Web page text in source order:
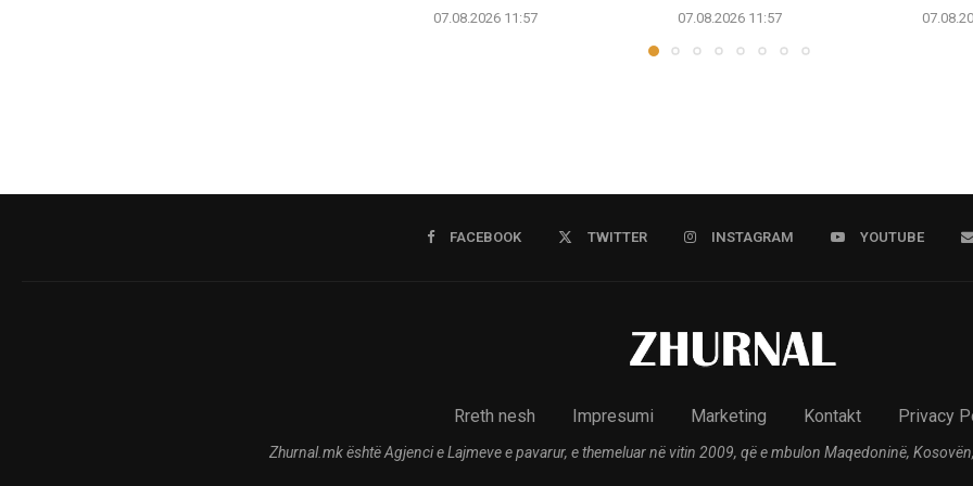
07.08.2026 11:57 07.08.2026 11:57
FACEBOOK TWITTER INSTAGRAM YOUTUBE
Rreth nesh Impresumi Marketing Kontakt Privacy
Zhurnal.mk është Agjenci e Lajmeve e pavarur, e themeluar në vitin 2009, që e mbulon Maqedoninë,